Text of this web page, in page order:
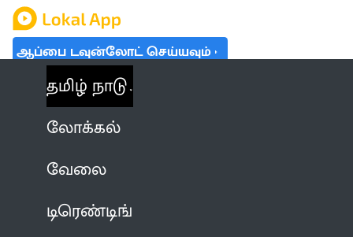
ஆப்பை டவுன்லோட் செய்யவும்
தமிழ் நாடு
லோக்கல்
வேலை
டிரெண்டிங்